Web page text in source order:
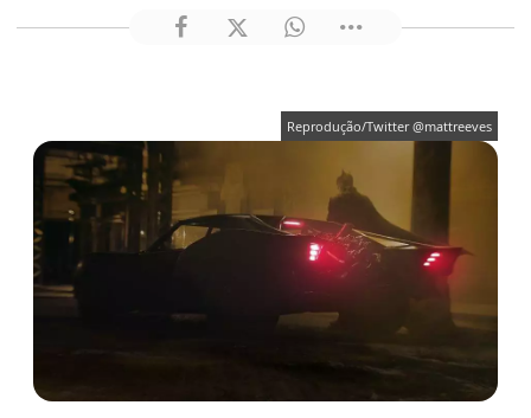
Reprodução/Twitter @mattreeves